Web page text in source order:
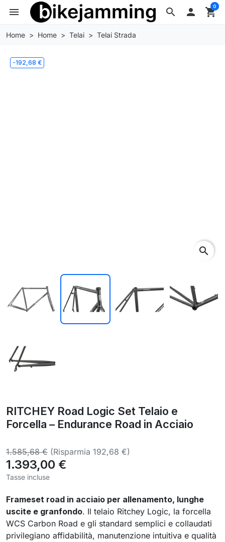
search
menu  shopping_cart
0
Home Home Telai Telai Strada
-192,68 €
search
RITCHEY Road Logic Set Telaio e
Forcella – Endurance Road in Acciaio
1.585,68 € (Risparmia 192,68 €)
1.393,00 €
Tasse incluse
Frameset road in acciaio per allenamento, lunghe
uscite e granfondo. Il telaio Ritchey Logic, la forcella
WCS Carbon Road e gli standard semplici e collaudati
privilegiano affidabilità, manutenzione intuitiva e qualità